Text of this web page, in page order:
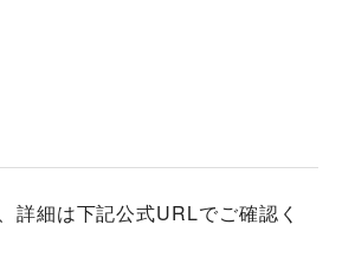
詳細は下記公式URLでご確認く